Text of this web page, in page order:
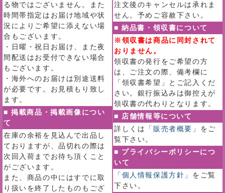
る物ではございません。また
時間帯指定はお届け地域や状
況によりご希望に添えない場
合もございます。
・日曜・祝日お届け、また夜
間配送はお受付できない場合
もございます。
・海外へのお届けは別途送料
が必要です。お見積もり致し
ます。
■ 掲載商品・掲載画像につい
て
在庫の余裕を見込んで出品し
ておりますが、品切れの際は
次回入荷までお待ち頂くこと
がございます。
また、商品の中にはすでに取
り扱いを終了したものもござ
注文後のキャンセルは承れま
せん。予めご容赦下さい。
■ 納品書・領収書について
※領収書は商品に同封されて
おりません。
領収書の発行をご希望の方
は、ご注文の際、備考欄に
「領収書希望」とご記入くだ
さい。銀行振込みは御控えが
領収書の代わりとなります。
■ 店舗情報等について
詳しくは
「販売者概要」 をご
覧下さい。
■ プライバシーポリシーにつ
いて
「個人情報保護方針」 をご覧
下さい。